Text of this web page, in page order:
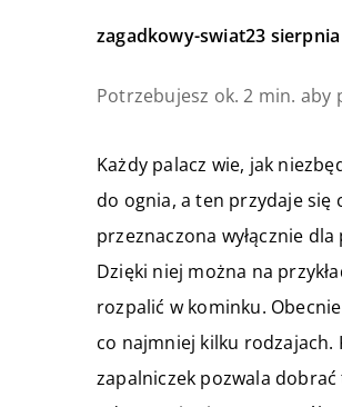
zagadkowy-swiat23 sierpnia
Potrzebujesz ok. 2 min. aby
Każdy palacz wie, jak
do ognia, a ten przydaje się
przeznaczona wyłącznie
Dzięki niej można na
rozpalić w kominku.
co najmniej kilku
zapalniczek pozwala